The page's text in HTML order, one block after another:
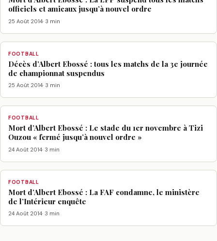
officiels et amicaux jusqu’à nouvel ordre
25 Août 2014· 3 min
FOOTBALL
Décès d’Albert Ebossé : tous les matchs de la 3e journée
de championnat suspendus
25 Août 2014· 3 min
FOOTBALL
Mort d’Albert Ebossé : Le stade du 1er novembre à Tizi
Ouzou « fermé jusqu’à nouvel ordre »
24 Août 2014· 3 min
FOOTBALL
Mort d’Albert Ebossé : La FAF condamne, le ministère
de l’Intérieur enquête
24 Août 2014· 3 min